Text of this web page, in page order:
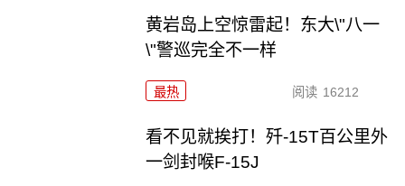
黄岩岛上空惊雷起！东大\"八一
\"警巡完全不一样
最热 阅读 16212
看不见就挨打！歼-15T百公里外
一剑封喉F-15J